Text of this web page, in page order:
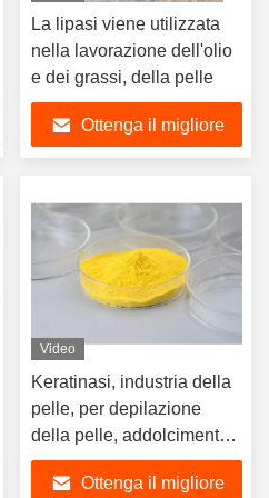
La lipasi viene utilizzata
nella lavorazione dell'olio
e dei grassi, della pelle
Ottenga il migliore
Video
Keratinasi, industria della
pelle, per depilazione
della pelle, addolcimento,
senza danneggiare il
collageneOttenga il migliore